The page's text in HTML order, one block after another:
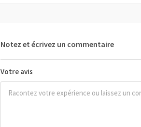
Notez et écrivez un commentaire
Votre avis